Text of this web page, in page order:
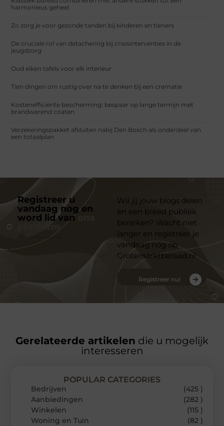
harmonieus geheel
Zo zorg je voor gezonde tanden bij kinderen en tieners
De cruciale rol van detachering bij crisisinterventies in de
jeugdzorg
Oud eiken tafels voor elk interieur
Tien dingen om rustig over na te denken bij een crematie
Kostenefficiënte bescherming: bespaar op lange termijn met
brandwerend coaten
Verzekeringspakket afsluiten nabij Den Bosch als onderdeel van
een totaalplan
Registreer u
vandaag nog en
word lid van
platform
Wil jij jouw blogs delen
en een breed publiek
bereiken? Wacht niet
langer en registreer je
vandaag nog op
Grotemarktberaad.nl
Registreer nu!
Gerelateerde artikelen die u mogelijk
interesseren
POPULAR CATEGORIES
Bedrijven
(425 )
Aanbiedingen
(282 )
Winkelen
(115 )
Woning en Tuin
(82 )